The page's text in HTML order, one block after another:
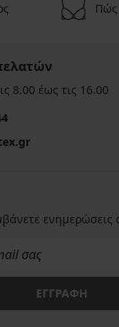
Πώς
8.00 έως τις 16.00
ενημερώσεις
ΕΓΓΡΑΦΗ